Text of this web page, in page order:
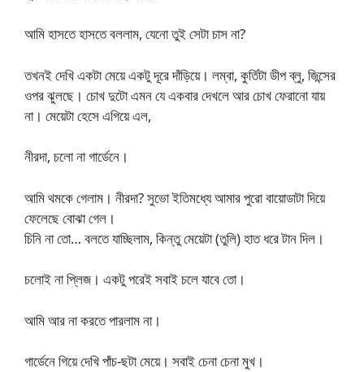
আমি হাসতে হাসতে বললাম, যেনো তুই সেটা চাস না?
তখনই দেখি একটা মেয়ে একটু দূরে দাঁড়িয়ে। লম্বা, কুর্তিটা ডীপ ব্লু, জিন্সের
ওপর ঝুলছে। চোখ দুটো এমন যে একবার দেখলে আর চোখ ফেরানো যায়
না। মেয়েটা হেসে এগিয়ে এল,
নীরদা, চলো না গার্ডেনে।
আমি থমকে গেলাম। নীরদা? সুভো ইতিমধ্যে আমার পুরো বায়োডাটা দিয়ে
ফেলেছে বোঝা গেল।
চিনি না তো… বলতে যাচ্ছিলাম, কিন্তু মেয়েটা (তুলি) হাত ধরে টান দিল।
চলোই না প্লিজ। একটু পরেই সবাই চলে যাবে তো।
আমি আর না করতে পারলাম না।
গার্ডেনে গিয়ে দেখি পাঁচ-ছটা মেয়ে। সবাই চেনা চেনা মুখ।